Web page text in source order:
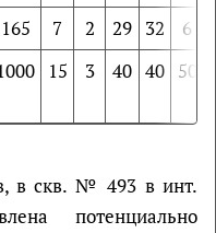
165 7 2 29 32 6
15 3 40 40 50
в скв. № 493 в инт.
потенциально